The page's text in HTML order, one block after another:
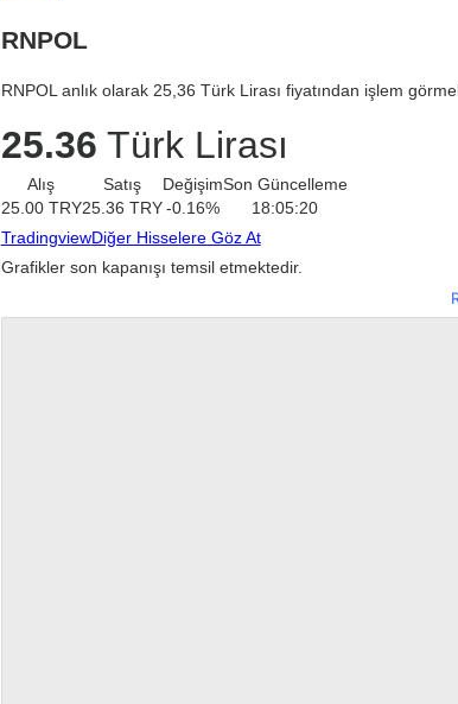
RNPOL
RNPOL anlık olarak 25,36 Türk Lirası fiyatından işlem
25.36 Türk Lirası
Alış
25.00 TRY
Satış
25.36 TRY
Değişim
-0.16%
Son Güncelleme
18:05:20
TradingviewDiğer Hisselere Göz At
Grafikler son kapanışı temsil etmektedir.